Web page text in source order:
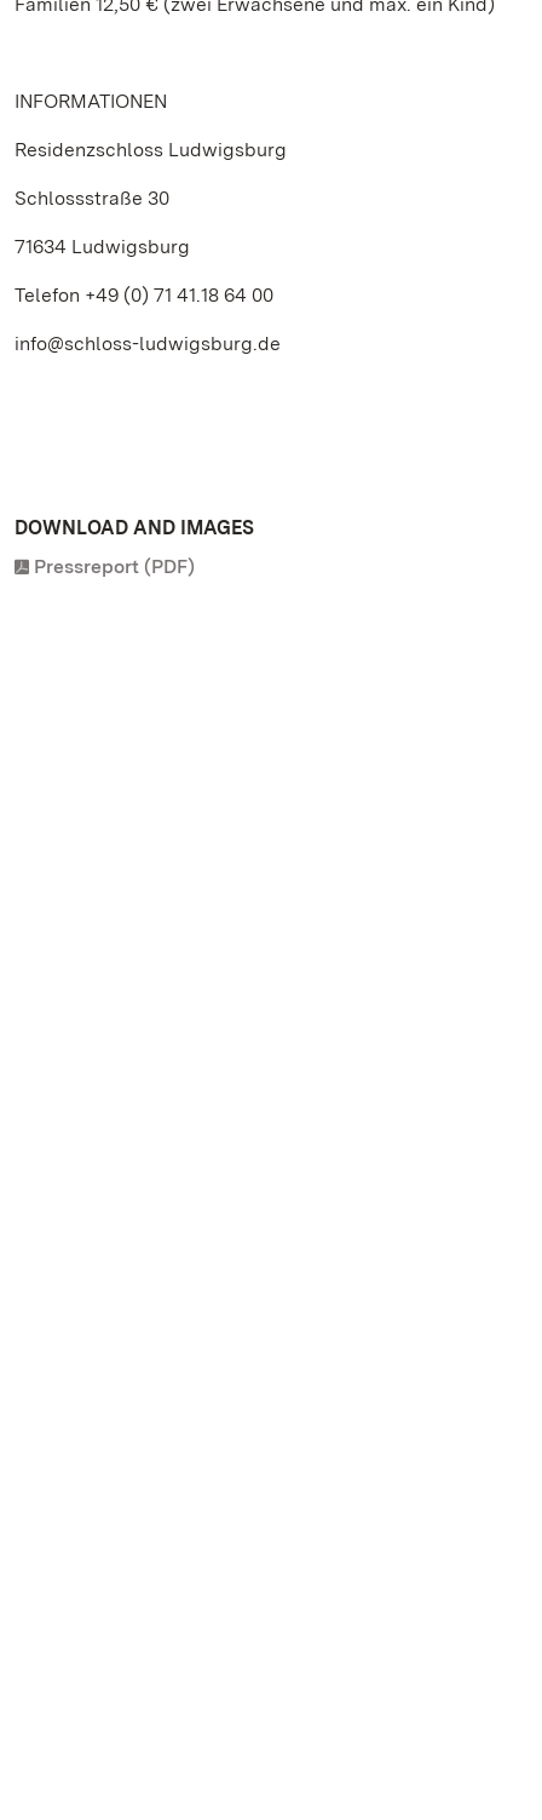
INFORMATIONEN
Residenzschloss Ludwigsburg
Schlossstraße 30
71634 Ludwigsburg
Telefon +49 (0) 71 41.18 64 00
info@schloss-ludwigsburg.de
DOWNLOAD AND IMAGES
Pressreport (PDF)